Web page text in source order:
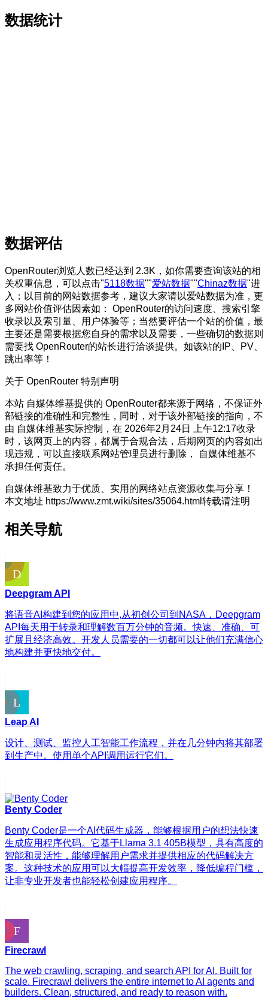
数据统计
数据评估
OpenRouter浏览人数已经达到 2.3K，如你需要查询该站的相
关权重信息，可以点击"5118数据""爱站数据""Chinaz数据"进
入；以目前的网站数据参考，建议大家请以爱站数据为准，更
多网站价值评估因素如： OpenRouter的访问速度、搜索引擎
收录以及索引量、用户体验等；当然要评估一个站的价值，最
主要还是需要根据您自身的需求以及需要，一些确切的数据则
需要找 OpenRouter的站长进行洽谈提供。如该站的IP、PV、
跳出率等！
关于 OpenRouter 特别声明
本站 自媒体维基提供的 OpenRouter都来源于网络，不保证外
部链接的准确性和完整性，同时，对于该外部链接的指向，不
由 自媒体维基实际控制，在 2026年2月24日 上午12:17收录
时，该网页上的内容，都属于合规合法，后期网页的内容如出
现违规，可以直接联系网站管理员进行删除， 自媒体维基不
承担任何责任。
自媒体维基致力于优质、实用的网络站点资源收集与分享！
本文地址 https://www.zmt.wiki/sites/35064.html转载请注明
相关导航
Deepgram API
将语音AI构建到您的应用中,从初创公司到NASA，Deepgram
API每天用于转录和理解数百万分钟的音频。快速、准确、可
扩展且经济高效。开发人员需要的一切都可以让他们充满信心
地构建并更快地交付。
Leap AI
设计、测试、监控人工智能工作流程，并在几分钟内将其部署
到生产中。使用单个API调用运行它们。
Benty Coder
Benty Coder是一个AI代码生成器，能够根据用户的想法快速
生成应用程序代码。它基于Llama 3.1 405B模型，具有高度的
智能和灵活性，能够理解用户需求并提供相应的代码解决方
案。这种技术的应用可以大幅提高开发效率，降低编程门槛，
让非专业开发者也能轻松创建应用程序。
Firecrawl
The web crawling, scraping, and search API for AI. Built for
scale. Firecrawl delivers the entire internet to AI agents and
builders. Clean, structured, and ready to reason with.